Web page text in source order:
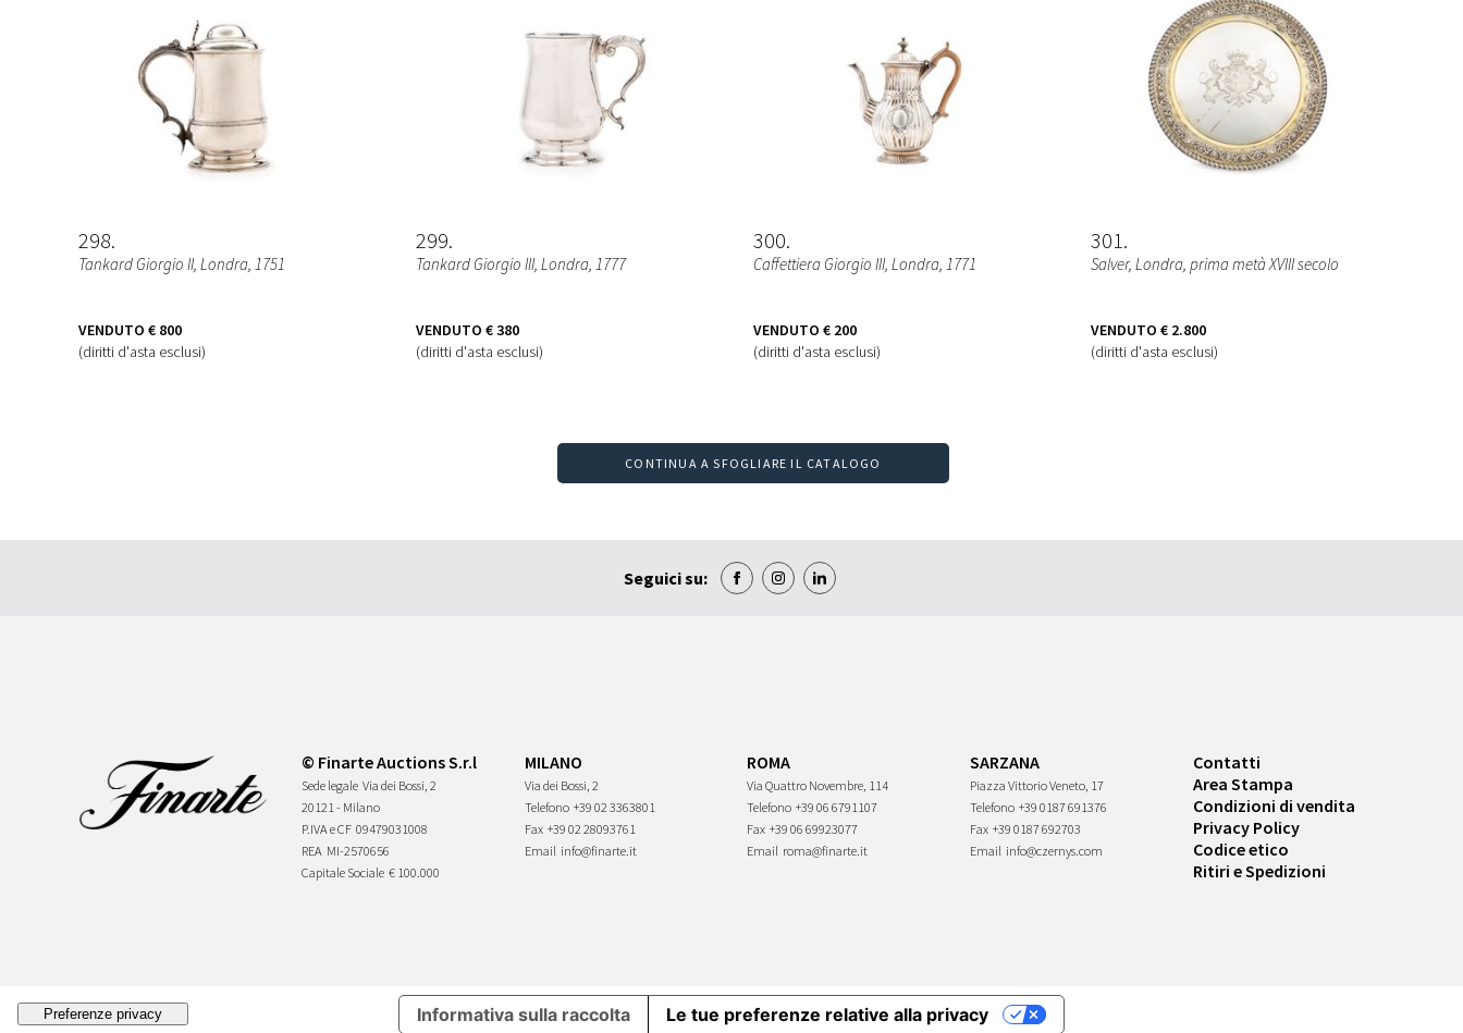
298
Tankard Giorgio II, Londra, 1751
VENDUTO € 800
(diritti d'asta esclusi)
299
Tankard Giorgio III, Londra, 1777
VENDUTO € 380
(diritti d'asta esclusi)
300
Caffettiera Giorgio III, Londra, 1771
VENDUTO € 200
(diritti d'asta esclusi)
301
Salver, Londra, prima metà XVIII secolo
VENDUTO € 2.800
(diritti d'asta esclusi)
CONTINUA A SFOGLIARE IL CATALOGO
Seguici su:
© Finarte Auctions S.r.l
Sede legale Via dei Bossi, 2
20121 - Milano
P.IVA e CF 09479031008
REA MI-2570656
Capitale Sociale € 100.000
MILANO
Via dei Bossi, 2
Telefono +39 02 3363801
Fax +39 02 28093761
Email info@finarte.it
ROMA
Via Quattro Novembre, 114
Telefono +39 06 6791107
Fax +39 06 69923077
Email roma@finarte.it
SARZANA
Piazza Vittorio Veneto, 17
Telefono +39 0187 691376
Fax +39 0187 692703
Email info@czernys.com
Contatti
Area Stampa
Condizioni di vendita
Privacy Policy
Codice etico
Ritiri e Spedizioni
Informativa sulla raccolta Le tue preferenze relative alla privacy